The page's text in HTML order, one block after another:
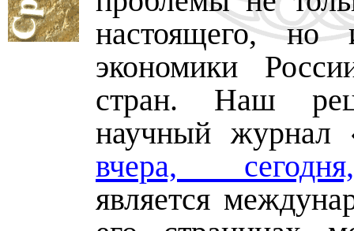
настоящего, но
экономики
стран. Наш
научный журнал
вчера,
является